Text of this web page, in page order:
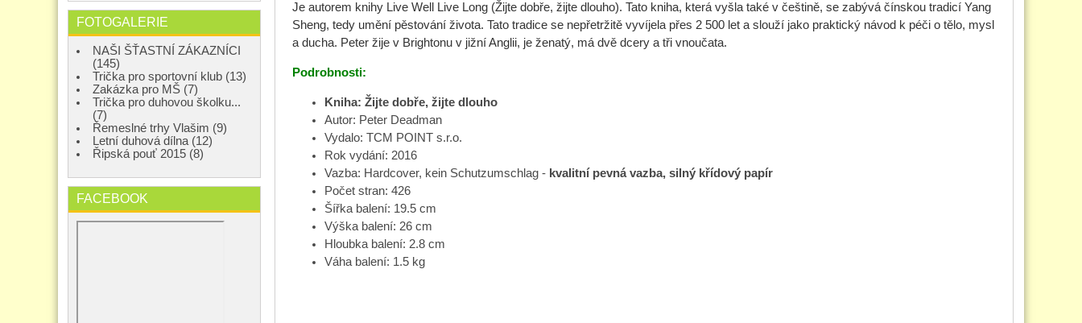
Je autorem knihy Live Well Live Long (Žijte dobře, žijte dlouho). Tato kniha, která vyšla také v češtině, se zabývá čínskou tradicí Yang
Sheng, tedy umění pěstování života. Tato tradice se nepřetržitě vyvíjela přes 2 500 let a slouží jako praktický návod k péči o tělo, mysl
a ducha. Peter žije v Brightonu v jižní Anglii, je ženatý, má dvě dcery a tři vnoučata.
Podrobnosti:
Kniha: Žijte dobře, žijte dlouho
Autor: Peter Deadman
Vydalo: TCM POINT s.r.o.
Rok vydání: 2016
Vazba: Hardcover, kein Schutzumschlag - kvalitní pevná vazba, silný křídový papír
Počet stran: 426
Šířka balení: 19.5 cm
Výška balení: 26 cm
Hloubka balení: 2.8 cm
Váha balení: 1.5 kg
FOTOGALERIE
NAŠI ŠŤASTNÍ ZÁKAZNÍCI
(145)
Trička pro sportovní klub (13)
Zakázka pro MŠ (7)
Trička pro duhovou školku...
(7)
Řemeslné trhy Vlašim (9)
Letní duhová dílna (12)
Řipská pouť 2015 (8)
FACEBOOK